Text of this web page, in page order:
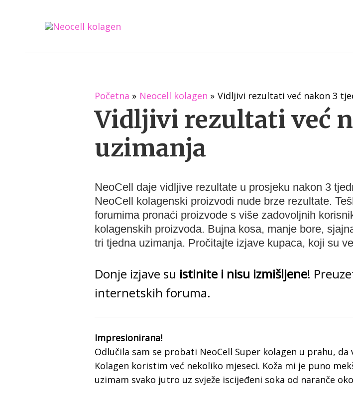
Početna Neocell kolagen Vidljivi rezultati već nakon 3
Vidljivi rezultati već
uzimanja
NeoCell daje vidljive rezultate u prosjeku nakon 3
NeoCell kolagenski proizvodi nude brze rezultate.
forumima pronaći proizvode s više zadovoljnih
kolagenskih proizvoda. Bujna kosa, manje bore,
tri tjedna uzimanja. Pročitajte izjave kupaca, koji su
Donje izjave su istinite i nisu izmišljene!
internetskih foruma.
Impresionirana!
Odlučila sam se probati NeoCell Super kolagen u prahu,
Kolagen koristim već nekoliko mjeseci. Koža mi je puno
uzimam svako jutro uz svježe iscijeđeni soka od naranče